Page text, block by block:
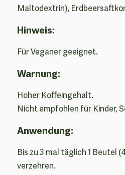
Maltodextrin),
Hinweis:
Für Veganer geeignet.
Warnung:
Hoher Koffeingehalt.
Nicht empfohlen für Kinder,
Anwendung:
Bis zu 3 mal täglich 1 Beutel
verzehren.